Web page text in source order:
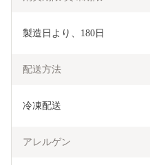
製造日より、180日
配送方法
冷凍配送
アレルゲン